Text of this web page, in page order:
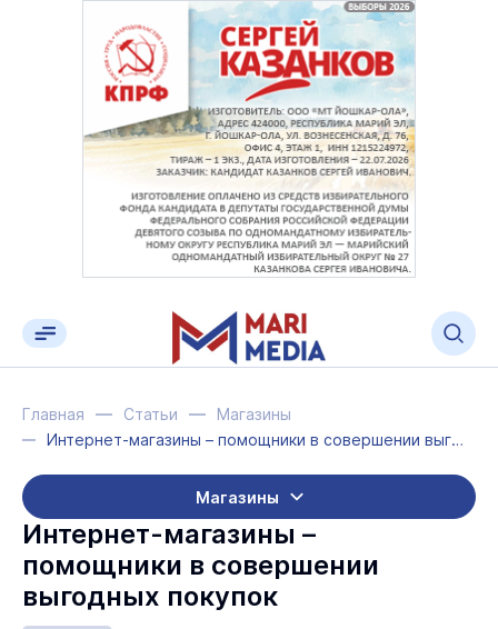
Главная Статьи
Магазины
Интернет-магазины – помощники в совершении выгодных покупок
Магазины
Интернет-магазины –
помощники в совершении
выгодных покупок